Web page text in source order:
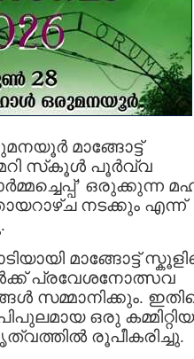
മാങ്ങോട്ട്
സ്‌കൂൾ പൂർവ്വ
ഒരുക്കുന്ന
നടക്കും എന്ന്
മാങ്ങോട്ട്
പ്രവേശനോത്സവ
സമ്മാനിക്കും.
ഒരു
രൂപീകരിച്ചു.